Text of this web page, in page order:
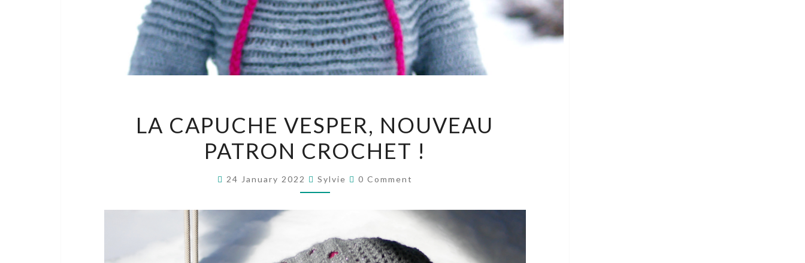
CAPUCHE
VESPER,
NOUVEAU
PATRON
LA CAPUCHE VESPER, NOUVEAU
PATRON CROCHET !
24 January 2022 Sylvie Comments
0 Comment